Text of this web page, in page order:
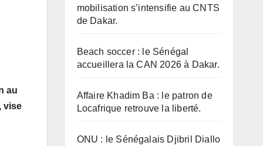
au
vise
mobilisation s’intensifie au CNTS
de Dakar.
Beach soccer : le Sénégal
accueillera la CAN 2026 à Dakar.
Affaire Khadim Ba : le patron de
Locafrique retrouve la liberté.
ONU : le Sénégalais Djibril Diallo